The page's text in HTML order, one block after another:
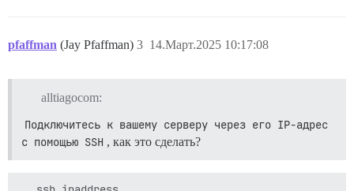
pfaffman (Jay Pfaffman) 14.Март.2025 10:17:08
3
alltiagocom:
Подключитесь к вашему серверу через его IP-адрес
с помощью SSH , как это сделать?